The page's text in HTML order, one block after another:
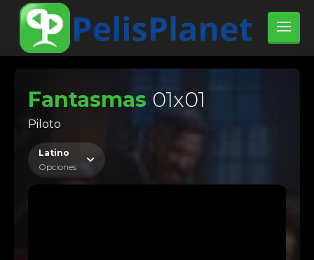
Fantasmas 01x01
Piloto
Latino
Opciones